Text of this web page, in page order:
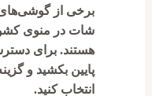
برخی از گوشی‌های
شات در منوی
هستند. برای
پایین بکشید و
انتخاب کنید.